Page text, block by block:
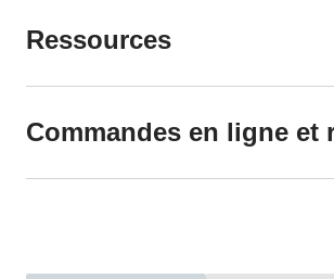
Ressources
Commandes en ligne et